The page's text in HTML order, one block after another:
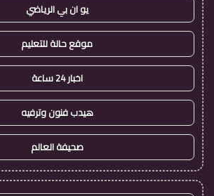
يو ان بي الرياضي
موقع حالة للتعليم
اخبار 24 ساعة
هيدب فنون وترفيه
صحيفة العالم